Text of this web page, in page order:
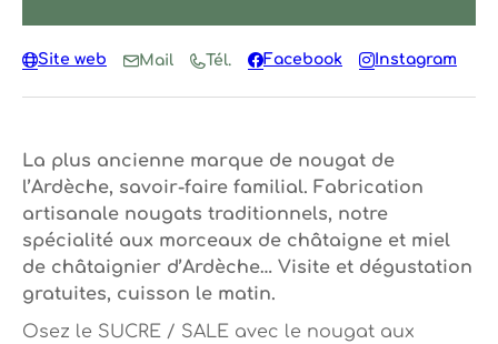
La plus ancienne marque de nougat de
l’Ardèche, savoir-faire familial. Fabrication
artisanale nougats traditionnels, notre
spécialité aux morceaux de châtaigne et miel
de châtaignier d’Ardèche… Visite et dégustation
gratuites, cuisson le matin.
Osez le SUCRE / SALE avec le nougat aux
Site web Mail Tél. Facebook Instagram